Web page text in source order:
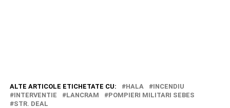
ALTE ARTICOLE ETICHETATE CU: HALA
INCENDIU
INTERVENTIE
LANCRAM
POMPIERI MILITARI SEBES
STR. DEAL